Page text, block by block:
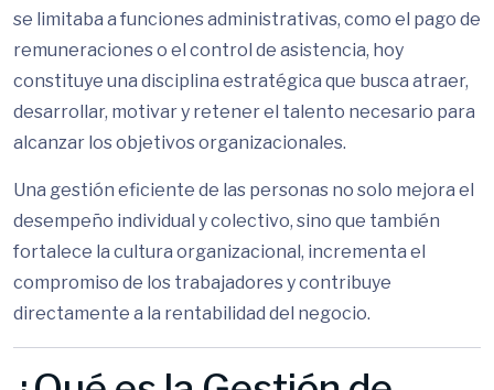
se limitaba a funciones administrativas, como el pago de
remuneraciones o el control de asistencia, hoy
constituye una disciplina estratégica que busca atraer,
desarrollar, motivar y retener el talento necesario para
alcanzar los objetivos organizacionales.
Una gestión eficiente de las personas no solo mejora el
desempeño individual y colectivo, sino que también
fortalece la cultura organizacional, incrementa el
compromiso de los trabajadores y contribuye
directamente a la rentabilidad del negocio.